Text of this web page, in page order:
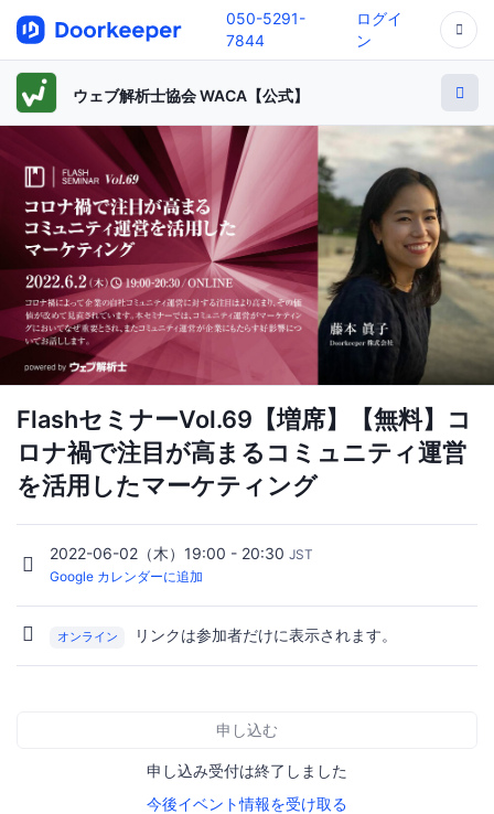
050-5291-
7844
ログイ
ン
ウェブ解析士協会 WACA【公式】
FlashセミナーVol.69【増席】【無料】コ
ロナ禍で注目が高まるコミュニティ運営
を活用したマーケティング
2022-06-02（木）19:00 - 20:30 JST
Google カレンダーに追加
オンライン リンクは参加者だけに表示されます。
申し込む
申し込み受付は終了しました
今後イベント情報を受け取る